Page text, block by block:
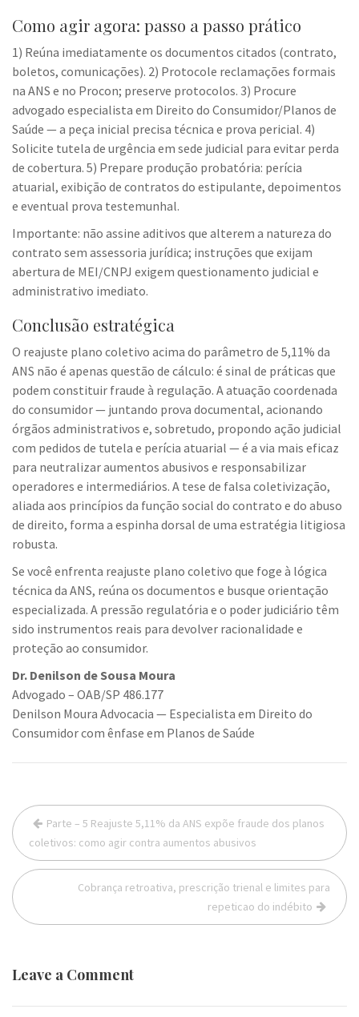
Como agir agora: passo a passo prático
1) Reúna imediatamente os documentos citados (contrato,
boletos, comunicações). 2) Protocole reclamações formais
na ANS e no Procon; preserve protocolos. 3) Procure
advogado especialista em Direito do Consumidor/Planos de
Saúde — a peça inicial precisa técnica e prova pericial. 4)
Solicite tutela de urgência em sede judicial para evitar perda
de cobertura. 5) Prepare produção probatória: perícia
atuarial, exibição de contratos do estipulante, depoimentos
e eventual prova testemunhal.
Importante: não assine aditivos que alterem a natureza do
contrato sem assessoria jurídica; instruções que exijam
abertura de MEI/CNPJ exigem questionamento judicial e
administrativo imediato.
Conclusão estratégica
O reajuste plano coletivo acima do parâmetro de 5,11% da
ANS não é apenas questão de cálculo: é sinal de práticas que
podem constituir fraude à regulação. A atuação coordenada
do consumidor — juntando prova documental, acionando
órgãos administrativos e, sobretudo, propondo ação judicial
com pedidos de tutela e perícia atuarial — é a via mais eficaz
para neutralizar aumentos abusivos e responsabilizar
operadores e intermediários. A tese de falsa coletivização,
aliada aos princípios da função social do contrato e do abuso
de direito, forma a espinha dorsal de uma estratégia litigiosa
robusta.
Se você enfrenta reajuste plano coletivo que foge à lógica
técnica da ANS, reúna os documentos e busque orientação
especializada. A pressão regulatória e o poder judiciário têm
sido instrumentos reais para devolver racionalidade e
proteção ao consumidor.
Dr. Denilson de Sousa Moura
Advogado – OAB/SP 486.177
Denilson Moura Advocacia — Especialista em Direito do
Consumidor com ênfase em Planos de Saúde
Navegação
de
Post
Parte – 5 Reajuste 5,11% da ANS expõe fraude dos planos
coletivos: como agir contra aumentos abusivos
Cobrança retroativa, prescrição trienal e limites para
repeticao do indébito
Leave a Comment